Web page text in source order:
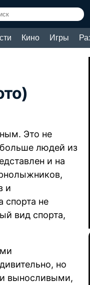
Кино Игры
Это не
людей из
и на
и
спорта не
вид спорта,
но
выносливыми,